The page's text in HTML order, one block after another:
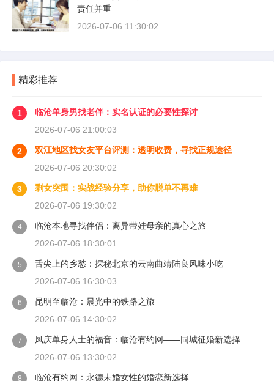
责任并重
2026-07-06 11:30:02
精彩推荐
1
临沧单身男找老伴：实名认证的必要性探讨
2026-07-06 21:00:03
2
双江地区找女友平台评测：透明收费，寻找正规途径
2026-07-06 20:30:02
3
剩女突围：实战经验分享，助你脱单不再难
2026-07-06 19:30:02
4
临沧本地寻找伴侣：离异带娃母亲的真心之旅
2026-07-06 18:30:01
5
舌尖上的乡愁：探秘北京的云南曲靖陆良风味小吃
2026-07-06 16:30:03
6
昆明至临沧：晨光中的铁路之旅
2026-07-06 14:30:02
7
凤庆单身人士的福音：临沧有约网——同城征婚新选择
2026-07-06 13:30:02
8 临沧有约网：永德未婚女性的婚恋新选择